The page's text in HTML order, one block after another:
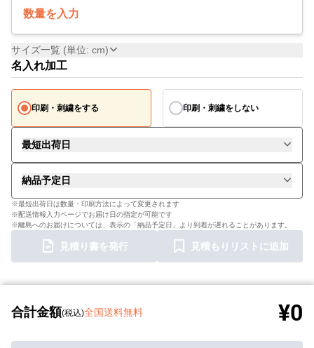
数量を入力
サイズ一覧 (単位: cm)
名入れ加工
印刷・刺繍をする 印刷・刺繍をしない
最短出荷日
納品予定日
※最短出荷日は数量・印刷方法によって変更されます
※配送情報入力ページでお届け日の指定が可能です
※離島へのお届けについては、表示の「納品予定日」より到着が遅れることがあります。
見積り書を発行 見積もりリストに追加
合計金額(税込)全国送料無料 ¥0